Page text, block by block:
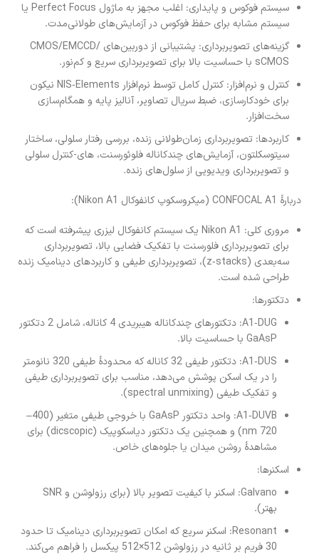
سیستم فوکوس و پایداری: اغلب مجهز به ماژول Perfect Focus یا
سیستم مشابه برای حفظ فوکوس در آزمایش‌های طولانی‌مدت.
گزینه‌های تصویربرداری: پشتیبانی از دوربین‌های CMOS/EMCCD/
sCMOS با حساسیت بالا برای تصویربرداری سریع و کم‌نور.
کنترل و نرم‌افزار: کنترل کامل توسط نرم‌افزار NIS‑Elements نیكون
برای خودکارسازی، ضبط سریال تصاویر، آنالیز پایه و همگام‌سازی
سخت‌افزار.
کاربردها: تصویربرداری زمان‌طولانی زنده، بررسی رفتار سلولی، ساختار
سیتوسکلتون، آزمایش‌های چندکاناله فلوئورسنت، های-کنترل سلولی
و تصویربرداری ویدیویی از سلول‌های زنده.
دربارهٔ CONFOCAL A1 (میکروسکوپ کانفوکال Nikon A1):
مروری کلی: Nikon A1 یک سیستم کانفوکال لیزری پیشرفته است که
برای تصویربرداری فلورسنت با تفکیک فضایی بالا، تصویربرداری
سه‌بعدی (z‑stacks)، تصویربرداری طیفی و کاربردهای دینامیک زنده
طراحی شده است.
دتکتورها:
A1‑DUG: دتکتورهای چندکاناله هیبریدی 4 کاناله، شامل 2 دتکتور
GaAsP با حساسیت بالا.
A1‑DUS: دتکتور طیفی 32 کاناله که محدودهٔ طیفی 320 نانومتر
را در یک اسکن پوشش می‌دهد، مناسب برای تصویربرداری طیفی
و تفکیک طیفی (spectral unmixing).
A1‑DUVB: واحد دتکتور GaAsP با خروجی طیفی متغیر (400–
720 nm) و همچنین یک دتکتور دیاسکوپیک (dicscopic) برای
مشاهدهٔ روشن میدان یا جلوه‌های خاص.
اسکنرها:
Galvano: اسکنر با کیفیت تصویر بالا (برای رزولوشن و SNR
بهتر).
Resonant: اسکنر سریع که امکان تصویربرداری دینامیک تا حدود
30 فریم بر ثانیه در رزولوشن 512×512 پیکسل را فراهم می‌کند.